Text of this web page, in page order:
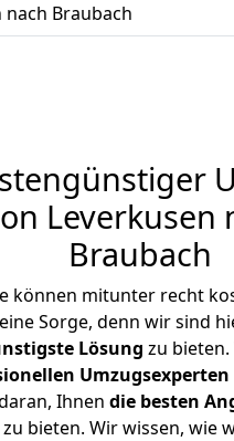
nach Braubach
Leverkusen
Braubach
können mitunter recht
Sorge, denn wir sind
Lösung zu
Umzugsexperten
Ihnen die besten
zu bieten. Wir wissen, wie